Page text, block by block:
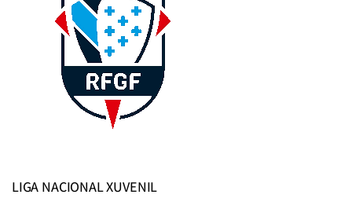
LIGA NACIONAL XUVENIL